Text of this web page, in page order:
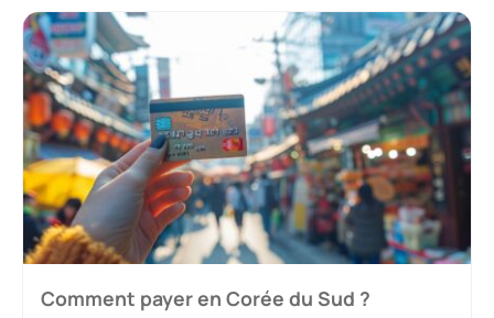
Comment payer en Corée du Sud ?